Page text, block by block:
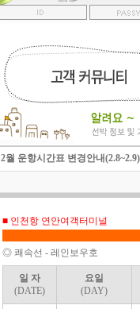
2월 운항시간표 변경안내(2.8~2.9)
■ 인천항 연안여객터미널
◎ 쾌속선 - 레인보우호
일 자
(DATE)
요일
(DAY)